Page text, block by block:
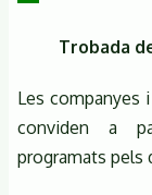
Trobada
Les companyes
conviden a
programats pels